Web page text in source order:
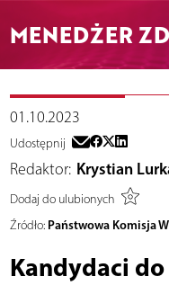
MENEDŻER
01.10.2023
Udostępnij
Redaktor: Krystian
Dodaj do ulubionych
Źródło: Państwowa Komisja
Kandydaci